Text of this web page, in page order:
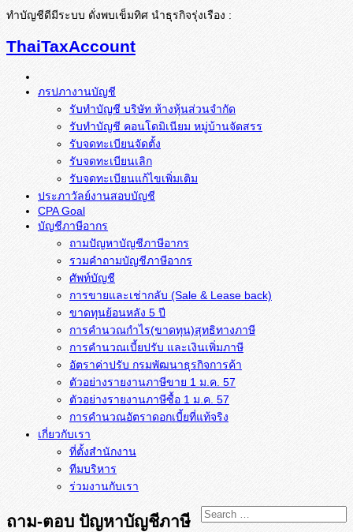
ทำบัญชีดีมีระบบ ดั่งพบเข็มทิศ นำธุรกิจรุ่งเรือง :
ThaiTaxAccount
ภรปภางานบัญชี
รับทำบัญชี บริษัท ห้างหุ้นส่วนจำกัด
รับทำบัญชี คอนโดมิเนียม หมู่บ้านจัดสรร
รับจดทะเบียนจัดตั้ง
รับจดทะเบียนเลิก
รับจดทะเบียนแก้ไขเพิ่มเติม
ประภาวัลย์งานสอบบัญชี
CPA Goal
บัญชีภาษีอากร
ถามปัญหาบัญชีภาษีอากร
รวมคำถามบัญชีภาษีอากร
ศัพท์บัญชี
การขายและเช่ากลับ (Sale & Lease back)
ขาดทุนย้อนหลัง 5 ปี
การคำนวณกำไร(ขาดทุน)สุทธิทางภาษี
การคำนวณเบี้ยปรับ และเงินเพิ่มภาษี
อัตราค่าปรับ กรมพัฒนาธุรกิจการค้า
ตัวอย่างรายงานภาษีขาย 1 ม.ค. 57
การคำนวณอัตราดอกเบี้ยที่แท้จริง
เกี่ยวกับเรา
ที่ตั้งสำนักงาน
ทีมบริหาร
ร่วมงานกับเรา
ถาม-ตอบ ปัญหาบัญชีภาษี